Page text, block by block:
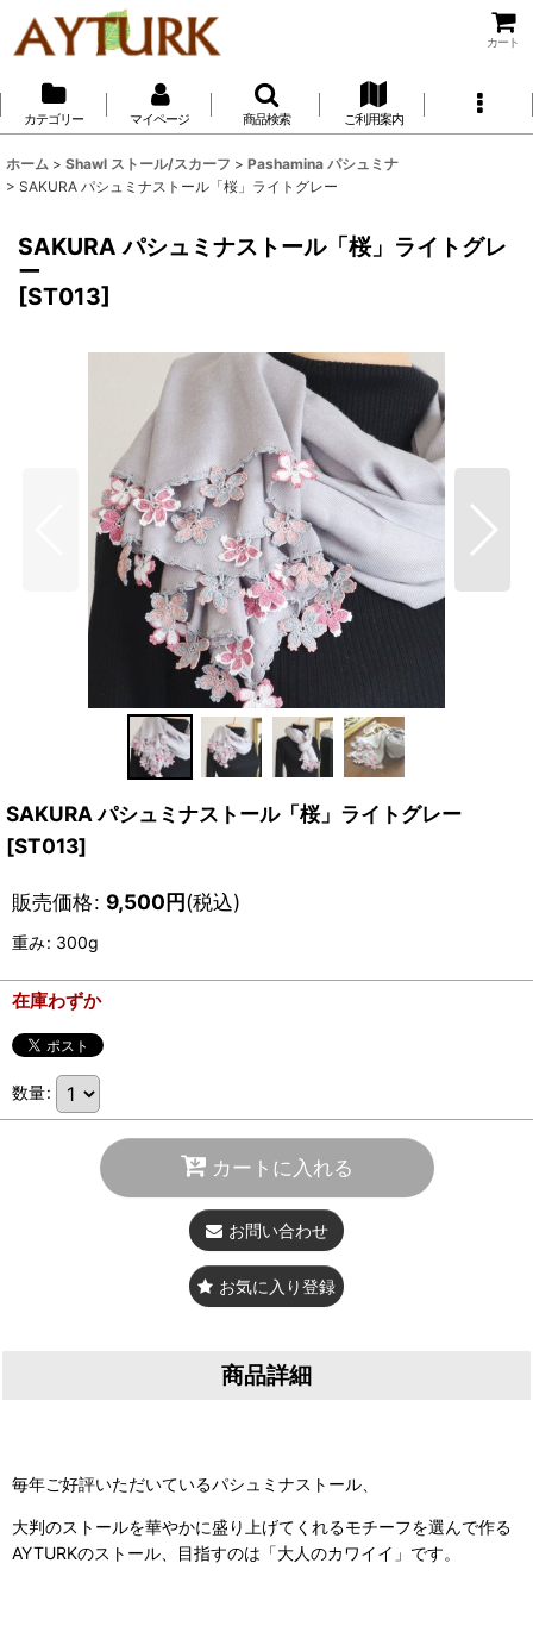
カート
カテゴリー マイページ 商品検索 ご利用案内
ホーム > Shawl ストール/スカーフ > Pashamina パシュミナ
> SAKURA パシュミナストール「桜」ライトグレー
SAKURA パシュミナストール「桜」ライトグレ
ー
[ST013]
SAKURA パシュミナストール「桜」ライトグレー
[ST013]
販売価格: 9,500円(税込)
重み: 300g
在庫わずか
数量:
カートに入れる
お問い合わせ
お気に入り登録
商品詳細
毎年ご好評いただいているパシュミナストール、
大判のストールを華やかに盛り上げてくれるモチーフを選んで作る
AYTURKのストール、目指すのは「大人のカワイイ」です。